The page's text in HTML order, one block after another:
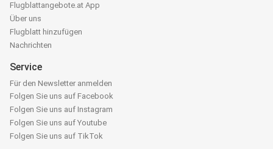
Flugblattangebote.at App
Über uns
Flugblatt hinzufügen
Nachrichten
Service
Für den Newsletter anmelden
Folgen Sie uns auf Facebook
Folgen Sie uns auf Instagram
Folgen Sie uns auf Youtube
Folgen Sie uns auf TikTok